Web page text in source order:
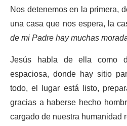
Nos detenemos en la primera,
una casa que nos espera, la
de mi Padre hay muchas
Jesús habla de ella como
espaciosa, donde hay sitio
todo, el lugar está listo,
gracias a haberse hecho
cargado de nuestra humanidad